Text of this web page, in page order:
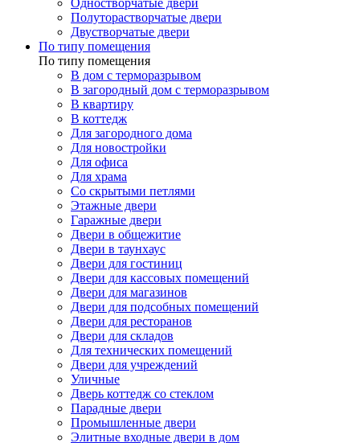
Одностворчатые двери
Полуторастворчатые двери
Двустворчатые двери
По типу помещения
По типу помещения
В дом с терморазрывом
В загородный дом с терморазрывом
В квартиру
В коттедж
Для загородного дома
Для новостройки
Для офиса
Для храма
Со скрытыми петлями
Этажные двери
Гаражные двери
Двери в общежитие
Двери в таунхаус
Двери для гостиниц
Двери для кассовых помещений
Двери для магазинов
Двери для подсобных помещений
Двери для ресторанов
Двери для складов
Для технических помещений
Двери для учреждений
Уличные
Дверь коттедж со стеклом
Парадные двери
Промышленные двери
Элитные входные двери в дом